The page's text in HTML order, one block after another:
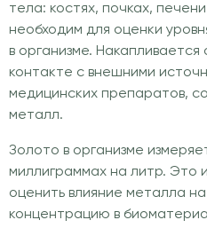
тела: костях, почках,
необходим для оценки
в организме.
контакте с внешними
медицинских препаратов,
металл.
Золото в организме
миллиграммах на литр. Это
оценить влияние металла
концентрацию в